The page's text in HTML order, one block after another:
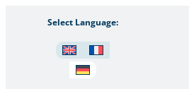
Select Language: